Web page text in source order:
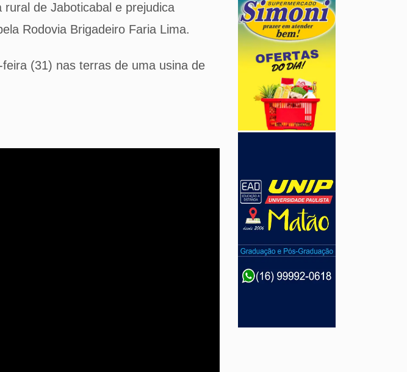
de Jaboticabal e prejudica
Rodovia Brigadeiro Faria Lima.
(31) nas terras de uma usina de